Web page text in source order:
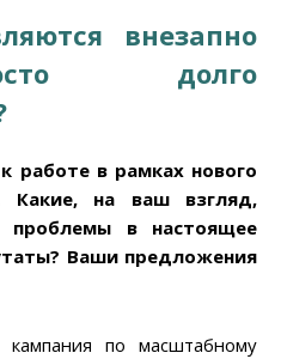
внезапно
долго
работе в рамках нового
Какие, на ваш взгляд,
проблемы в настоящее
? Ваши предложения
по масштабному